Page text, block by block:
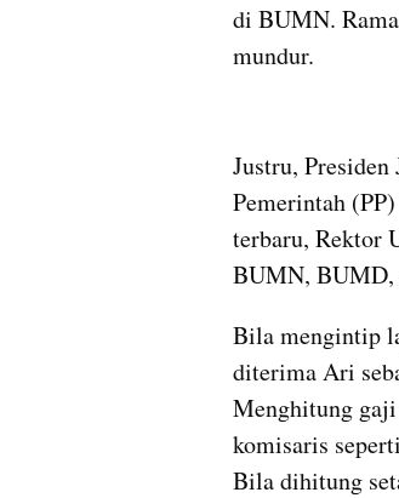
di BUMN.
mundur.
Justru,
Pemerintah
terbaru, Rektor
BUMN, BUMD,
Bila mengintip
diterima Ari
Menghitung
komisaris
Bila dihitung